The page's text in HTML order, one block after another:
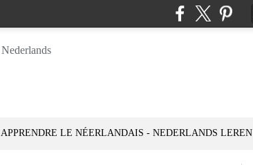
APPRENDRE LE NÉERLANDAIS - NEDERLANDS LEREN